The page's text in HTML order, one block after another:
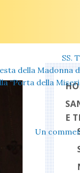
SS.
della Madonna
“Porta della
Un
E